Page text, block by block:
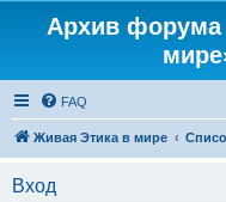
Архив форума
FAQ
Живая Этика в мире
Вход